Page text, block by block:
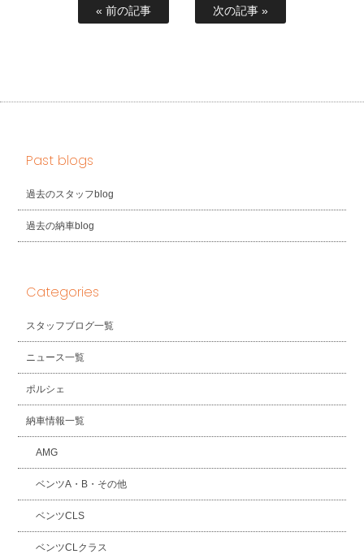
« 前の記事 次の記事 »
Past blogs
過去のスタッフblog
過去の納車blog
Categories
スタッフブログ一覧
ニュース一覧
ポルシェ
納車情報一覧
AMG
ベンツA・B・その他
ベンツCLS
ベンツCLクラス